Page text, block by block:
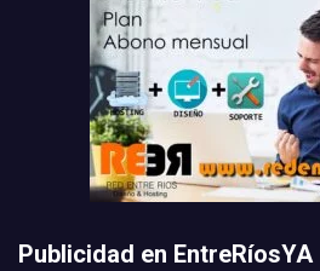
Publicidad en EntreRíosYA